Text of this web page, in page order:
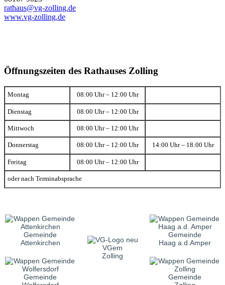
rathaus@vg-zolling.de
www.vg-zolling.de
Öffnungszeiten des Rathauses Zolling
Montag 08:00 Uhr – 12:00 Uhr
Dienstag 08:00 Uhr – 12:00 Uhr
Mittwoch 08:00 Uhr – 12:00 Uhr
Donnerstag 08:00 Uhr – 12:00 Uhr 14:00 Uhr – 18:00 Uhr
Freitag 08:00 Uhr – 12:00 Uhr
oder nach Terminabsprache
Gemeinde
Attenkirchen
VGem
Zolling
Gemeinde
Haag a.d.Amper
Gemeinde
Gemeinde